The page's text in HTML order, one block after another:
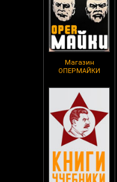
Магазин
ОПЕРМАЙКИ